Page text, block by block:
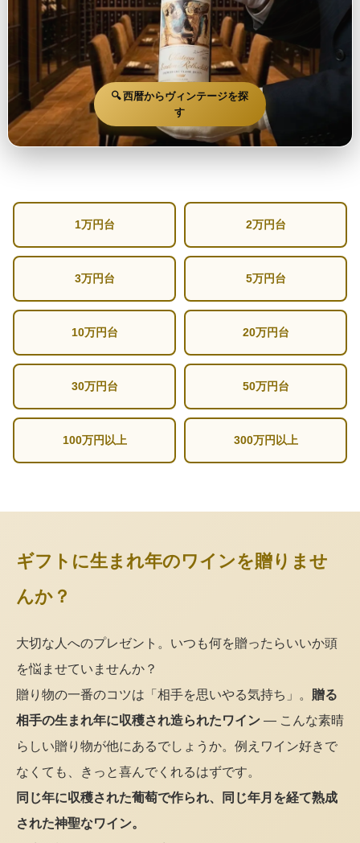
🔍 西暦からヴィンテージを探
す
1万円台 2万円台
3万円台 5万円台
10万円台 20万円台
30万円台 50万円台
100万円以上 300万円以上
ギフトに生まれ年のワインを贈りませ
んか？
大切な人へのプレゼント。いつも何を贈ったらいいか頭
を悩ませていませんか？
贈り物の一番のコツは「相手を思いやる気持ち」。 贈る
相手の生まれ年に収穫され造られたワイン — こんな素晴
らしい贈り物が他にあるでしょうか。例えワイン好きで
なくても、きっと喜んでくれるはずです。
同じ年に収穫された葡萄で作られ、同じ年月を経て熟成
された神聖なワイン。